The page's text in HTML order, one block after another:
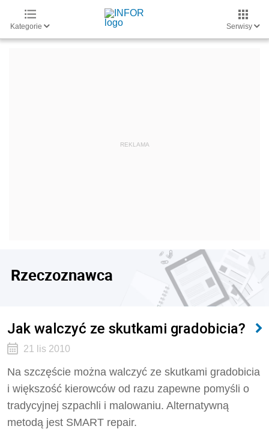
Kategorie Serwisy
Rzeczoznawca
Jak walczyć ze skutkami gradobicia?
21 lis 2010
Na szczęście można walczyć ze skutkami gradobicia
i większość kierowców od razu zapewne pomyśli o
tradycyjnej szpachli i malowaniu. Alternatywną
metodą jest SMART repair.